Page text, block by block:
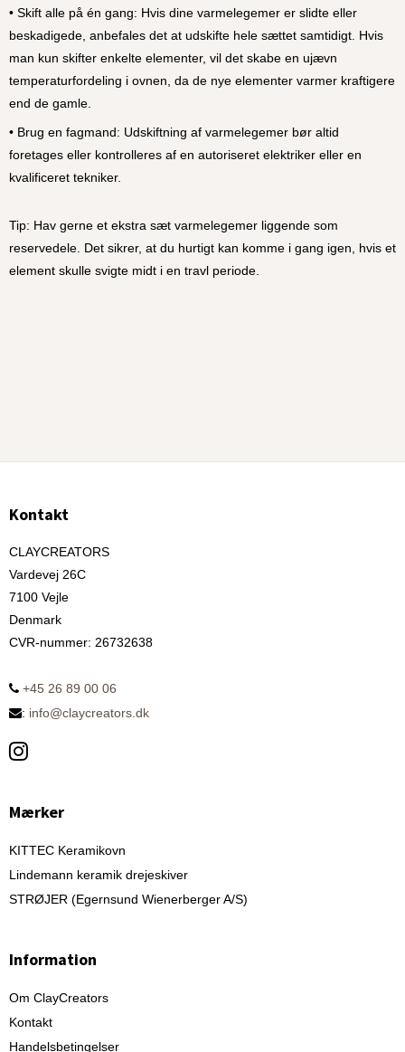
• Skift alle på én gang: Hvis dine varmelegemer er slidte eller
beskadigede, anbefales det at udskifte hele sættet samtidigt. Hvis
man kun skifter enkelte elementer, vil det skabe en ujævn
temperaturfordeling i ovnen, da de nye elementer varmer kraftigere
end de gamle.
• Brug en fagmand: Udskiftning af varmelegemer bør altid
foretages eller kontrolleres af en autoriseret elektriker eller en
kvalificeret tekniker.
Tip: Hav gerne et ekstra sæt varmelegemer liggende som
reservedele. Det sikrer, at du hurtigt kan komme i gang igen, hvis et
element skulle svigte midt i en travl periode.
Kontakt
CLAYCREATORS
Vardevej 26C
7100 Vejle
Denmark
CVR-nummer: 26732638
+45 26 89 00 06
: info@claycreators.dk
Mærker
KITTEC Keramikovn
Lindemann keramik drejeskiver
STRØJER (Egernsund Wienerberger A/S)
Information
Om ClayCreators
Kontakt
Handelsbetingelser